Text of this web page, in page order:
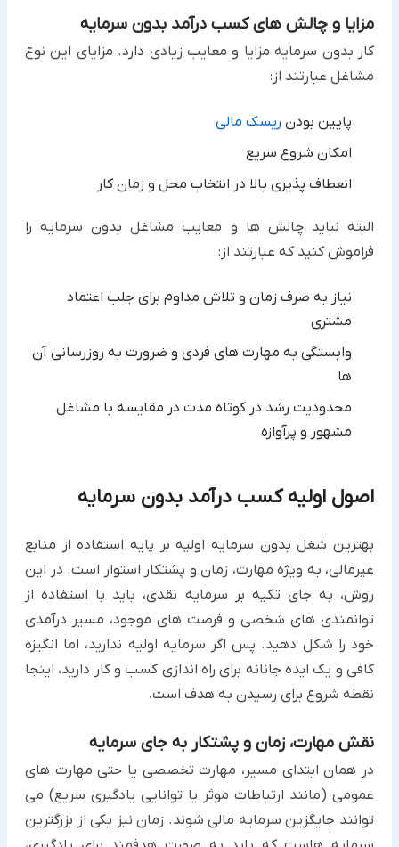
مزایا و چالش های کسب درآمد بدون سرمایه
کار بدون سرمایه ‏مزایا و معایب زیادی دارد. مزایای این نوع
مشاغل عبارتند از:‏
پایین بودن ریسک مالی
امکان شروع سریع
انعطاف پذیری بالا در انتخاب محل و زمان کار
البته نباید چالش ها و معایب مشاغل بدون سرمایه ‏را
فراموش کنید که عبارتند از:‏
نیاز به صرف زمان و تلاش مداوم برای جلب اعتماد
مشتری
وابستگی به مهارت های فردی و ضرورت به روزرسانی آن
ها
محدودیت رشد در کوتاه مدت در مقایسه با مشاغل
مشهور و پرآوازه
اصول اولیه کسب درآمد بدون سرمایه
بهترین شغل بدون سرمایه اولیه ‏بر پایه استفاده از منابع
غیرمالی، به ویژه مهارت، زمان و پشتکار استوار است. در این
روش، به جای تکیه ‏بر سرمایه نقدی، باید با استفاده از
توانمندی های شخصی و فرصت های موجود، مسیر درآمدی
خود را شکل دهید. پس اگر ‏سرمایه اولیه ندارید، اما انگیزه
کافی و یک ایده جانانه برای راه اندازی کسب و کار دارید، اینجا
نقطه شروع برای رسیدن به ‏هدف است.‏
نقش مهارت، زمان و پشتکار به جای سرمایه
در همان ابتدای مسیر، مهارت تخصصی یا حتی مهارت های
عمومی (مانند ارتباطات موثر یا توانایی یادگیری سریع) می
توانند ‏جایگزین سرمایه مالی شوند. زمان نیز یکی از بزرگترین